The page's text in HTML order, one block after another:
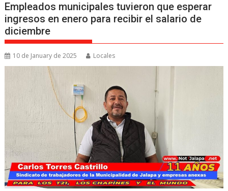
Empleados municipales tuvieron que esperar
ingresos en enero para recibir el salario de
diciembre
10 de January de 2025 Locales